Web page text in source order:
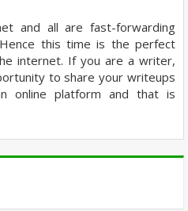
and all are fast-forwarding
this time is the perfect
internet. If you are a writer,
to share your writeups
online platform and that is